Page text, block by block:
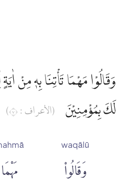
وَقَالُوْا مَهْمَا تَأْتِنَا بِهٖ مِنْ
لَكَ بِمُؤْمِنِيْنَ
(الأعراف : ٧)
waqālū
وَقَالُوا۟ مَهْمَا